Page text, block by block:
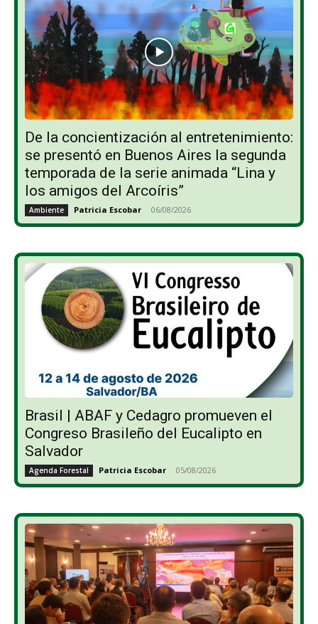
De la concientización al entretenimiento:
se presentó en Buenos Aires la segunda
temporada de la serie animada “Lina y
los amigos del Arcoíris”
Ambiente Patricia Escobar - 06/08/2026
Brasil | ABAF y Cedagro promueven el
Congreso Brasileño del Eucalipto en
Salvador
Agenda Forestal Patricia Escobar - 05/08/2026